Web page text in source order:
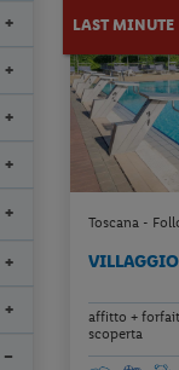
LAST MINUTE
Toscana -
affitto +
scoperta